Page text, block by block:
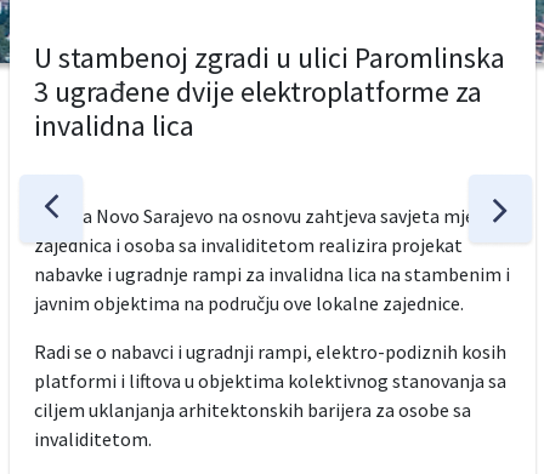
U stambenoj zgradi u ulici Paromlinska
3 ugrađene dvije elektroplatforme za
invalidna lica
Općina Novo Sarajevo na osnovu zahtjeva savjeta mjesnih
zajednica i osoba sa invaliditetom realizira projekat
nabavke i ugradnje rampi za invalidna lica na stambenim i
javnim objektima na području ove lokalne zajednice.
Radi se o nabavci i ugradnji rampi, elektro-podiznih kosih
platformi i liftova u objektima kolektivnog stanovanja sa
ciljem uklanjanja arhitektonskih barijera za osobe sa
invaliditetom.